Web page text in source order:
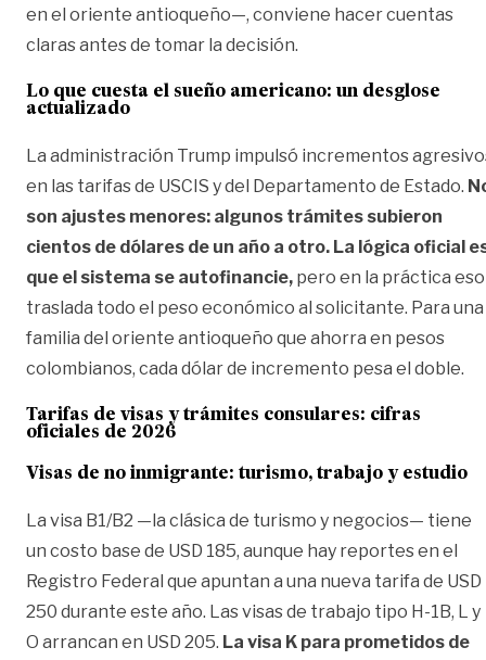
en el oriente antioqueño—, conviene hacer cuentas
claras antes de tomar la decisión.
Lo que cuesta el sueño americano: un desglose
actualizado
La administración Trump impulsó incrementos
en las tarifas de USCIS y del Departamento de Estado.
son ajustes menores: algunos trámites subieron
cientos de dólares de un año a otro. La lógica oficial
que el sistema se autofinancie, pero en la práctica eso
traslada todo el peso económico al solicitante. Para una
familia del oriente antioqueño que ahorra en pesos
colombianos, cada dólar de incremento pesa el doble.
Tarifas de visas y trámites consulares: cifras
oficiales de 2026
Visas de no inmigrante: turismo, trabajo y estudio
La visa B1/B2 —la clásica de turismo y negocios— tiene
un costo base de USD 185, aunque hay reportes en el
Registro Federal que apuntan a una nueva tarifa de USD
250 durante este año. Las visas de trabajo tipo H-1B, L y
O arrancan en USD 205. La visa K para prometidos de